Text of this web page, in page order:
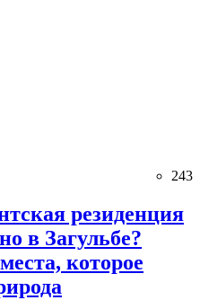
243
резиденция
в Загульбе?
которое